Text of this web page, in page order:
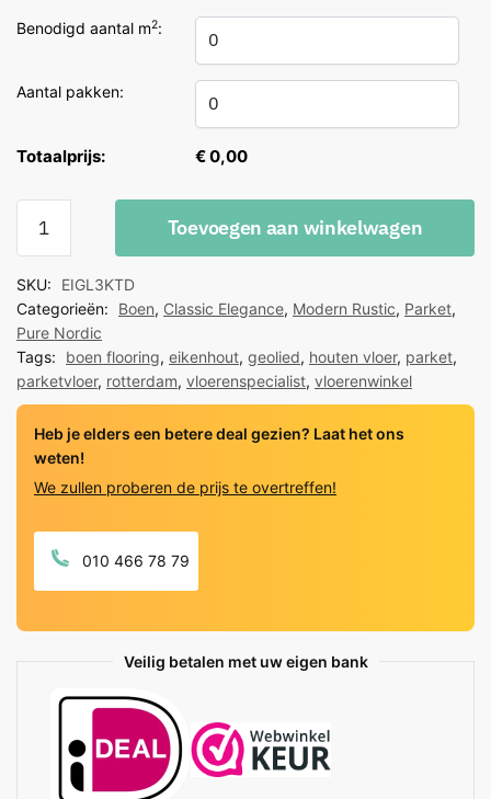
Benodigd aantal m2:
Aantal pakken:
Totaalprijs: € 0,00
Live
Natural
Geolied
quantity
Toevoegen aan winkelwagen
SKU:
EIGL3KTD
Categorieën:
Boen, Classic Elegance, Modern Rustic, Parket,
Pure Nordic
Tags:
boen flooring, eikenhout, geolied, houten vloer, parket,
parketvloer, rotterdam, vloerenspecialist, vloerenwinkel
Heb je elders een betere deal gezien? Laat het ons
weten!
We zullen proberen de prijs te overtreffen!
010 466 78 79
Veilig betalen met uw eigen bank